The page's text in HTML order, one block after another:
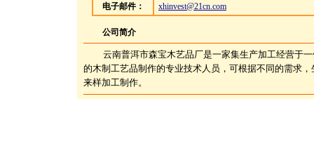
电子邮件：
xhinvest@21cn.com
公司简介
云南普洱市森宝木艺品厂是一家集生产加工经营于
的木制工艺品制作的专业技术人员，可根据不同的需求
来样加工制作。